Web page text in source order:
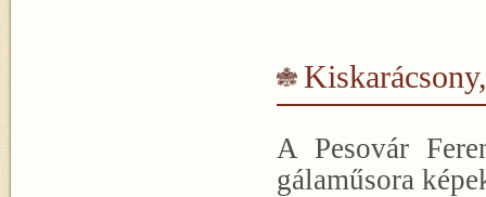
A Pesovár
gálaműsora